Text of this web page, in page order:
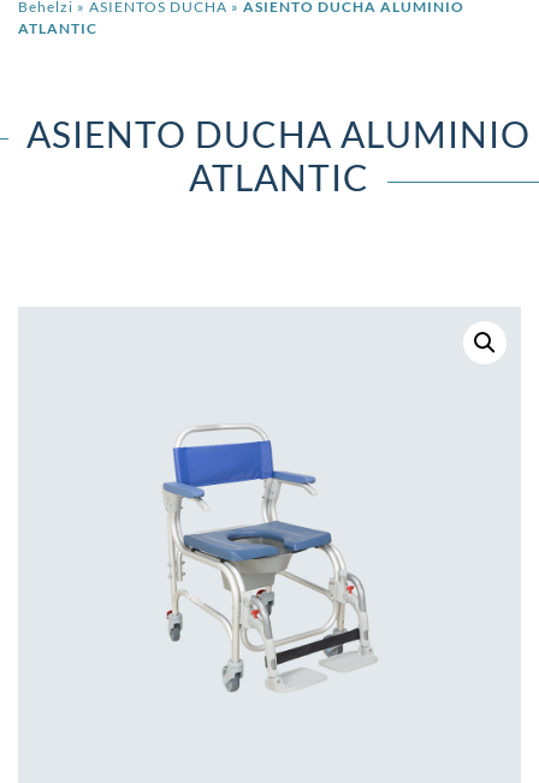
Behelzi » ASIENTOS DUCHA » ASIENTO DUCHA ALUMINIO
ATLANTIC
ASIENTO DUCHA ALUMINIO
ATLANTIC